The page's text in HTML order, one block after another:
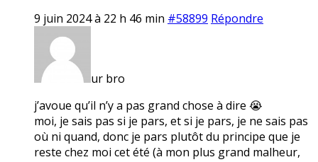
9 juin 2024 à 22 h 46 min #58899 Répondre
ur bro
j’avoue qu’il n’y a pas grand chose à dire 😭
moi, je sais pas si je pars, et si je pars, je ne sais pas
où ni quand, donc je pars plutôt du principe que je
reste chez moi cet été (à mon plus grand malheur,